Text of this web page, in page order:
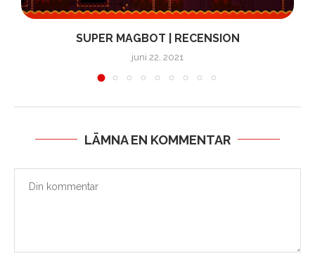
SUPER MAGBOT | RECENSION
juni 22, 2021
LÄMNA EN KOMMENTAR